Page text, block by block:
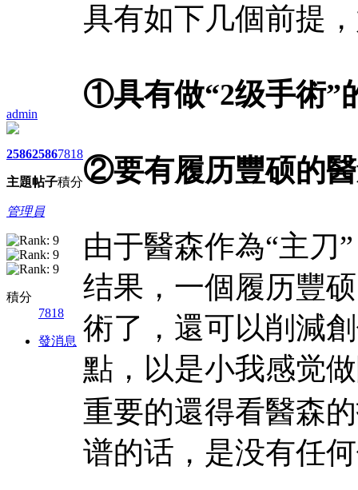
admin
2586
主題
2586
帖子
7818
積分
管理員
積分
7818
發消息
具有如下几個前提
①具有做“2级手術”
②要有履历豐硕的
由于醫森作為“主刀
结果，一個履历豐
術了，還可以削減
點，以是小我感觉
重要的還得看醫森
谱的话，是没有任